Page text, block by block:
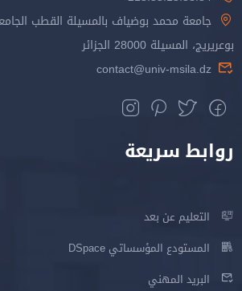
جامعة محمد بوضياف بالمسيلة القطب
بوعريريج، المسيلة 28000 الجزائر
contact@univ-msila.dz
روابط سريعة
التعليم عن بعد
المستودع المؤسساتي DSpace
البريد المهني